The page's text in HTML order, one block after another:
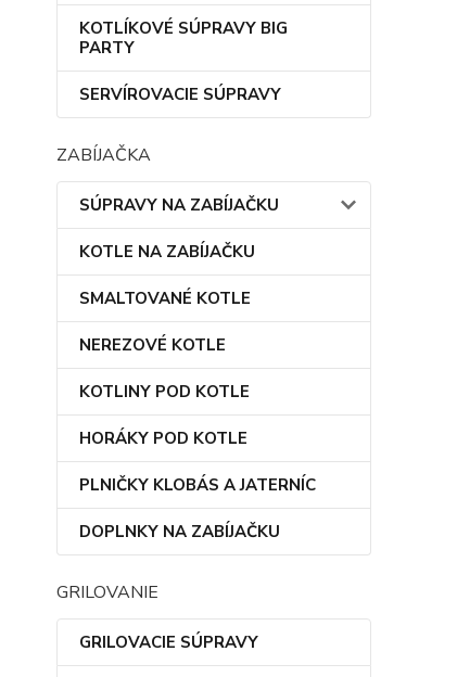
KOTLÍKOVÉ SÚPRAVY BIG
PARTY
SERVÍROVACIE SÚPRAVY
ZABÍJAČKA
SÚPRAVY NA ZABÍJAČKU
KOTLE NA ZABÍJAČKU
SMALTOVANÉ KOTLE
NEREZOVÉ KOTLE
KOTLINY POD KOTLE
HORÁKY POD KOTLE
PLNIČKY KLOBÁS A JATERNÍC
DOPLNKY NA ZABÍJAČKU
GRILOVANIE
GRILOVACIE SÚPRAVY